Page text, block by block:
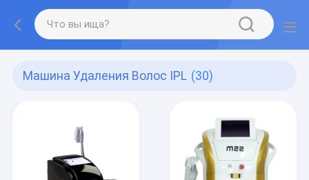
Машина Удаления Волос IPL (30)